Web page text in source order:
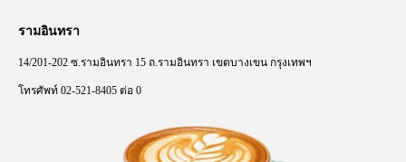
รามอินทรา
14/201-202 ซ รามอินทรา 15 ถ รามอินทรา เขตบางเขน กรุงเทพฯ
โทรศัพท์ 02-521-8405 ต่อ 0